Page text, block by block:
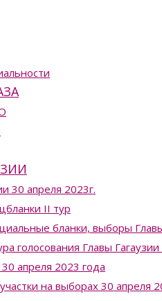
30 апреля 2023г.
II тур
бланки, выборы
голосования Главы
апреля 2023 года
на выборах 30 апреля